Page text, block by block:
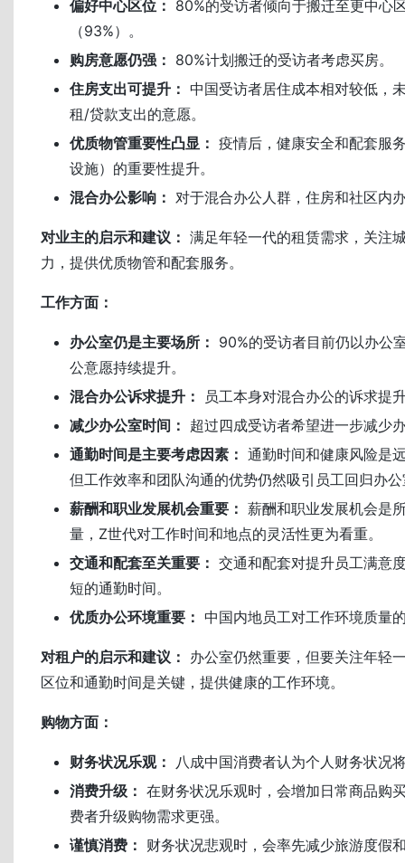
偏好中心区位： 80%的受访者倾向于搬迁至更中心
（93%）。
购房意愿仍强： 80%计划搬迁的受访者考虑买房。
住房支出可提升： 中国受访者居住成本相对较低，
租/贷款支出的意愿。
优质物管重要性凸显： 疫情后，健康安全和配套服
设施）的重要性提升。
混合办公影响： 对于混合办公人群，住房和社区内
对业主的启示和建议： 满足年轻一代的租赁需求，关注
力，提供优质物管和配套服务。
工作方面：
办公室仍是主要场所： 90%的受访者目前仍以办公
公意愿持续提升。
混合办公诉求提升：
员工本身对混合办公的诉求提
减少办公室时间： 超过四成受访者希望进一步减少
通勤时间是主要考虑因素： 通勤时间和健康风险是
但工作效率和团队沟通的优势仍然吸引员工回归办
薪酬和职业发展机会重要： 薪酬和职业发展机会是
量，Z世代对工作时间和地点的灵活性更为看重。
交通和配套至关重要： 交通和配套对提升员工满意
短的通勤时间。
优质办公环境重要： 中国内地员工对工作环境质量
对租户的启示和建议： 办公室仍然重要，但要关注年轻
区位和通勤时间是关键，提供健康的工作环境。
购物方面：
财务状况乐观：
八成中国消费者认为个人财务状况
消费升级： 在财务状况乐观时，会增加日常商品购
费者升级购物需求更强。
谨慎消费： 财务状况悲观时，会率先减少旅游度假